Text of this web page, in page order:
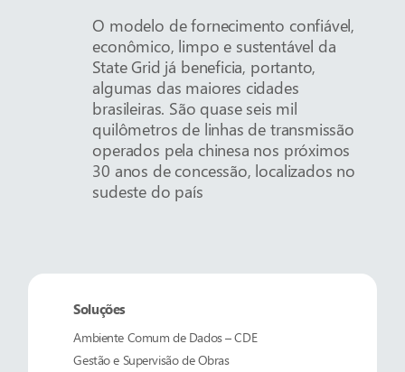
O modelo de fornecimento confiável,
econômico, limpo e sustentável da
State Grid já beneficia, portanto,
algumas das maiores cidades
brasileiras. São quase seis mil
quilômetros de linhas de transmissão
operados pela chinesa nos próximos
30 anos de concessão, localizados no
sudeste do país
Soluções
Ambiente Comum de Dados – CDE
Gestão e Supervisão de Obras